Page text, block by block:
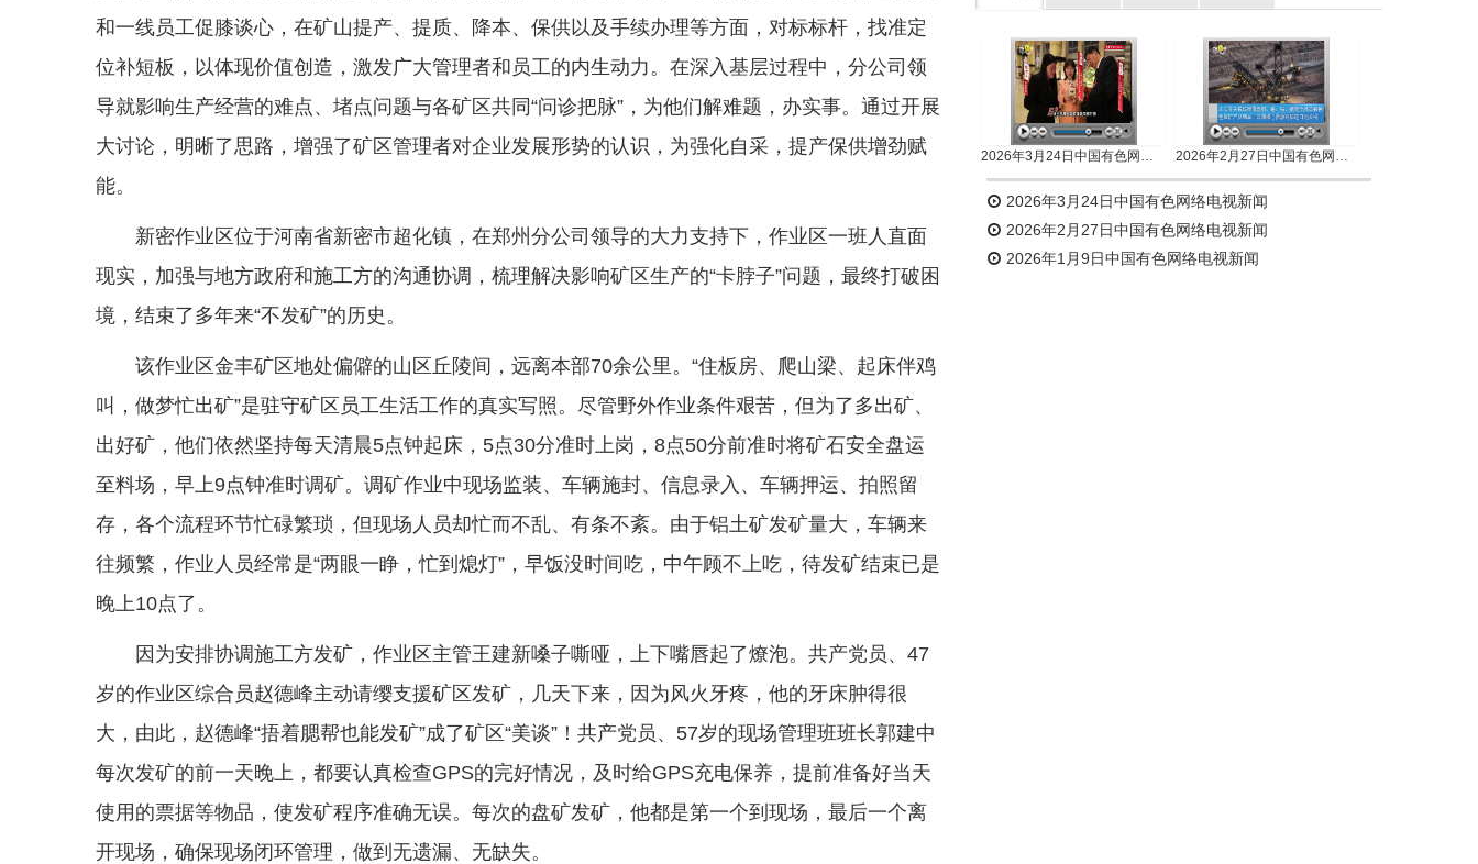
和一线员工促膝谈心，在矿山提产、提质、降本、保供以及手续办理等方面，对标标杆，找准定
位补短板，以体现价值创造，激发广大管理者和员工的内生动力。在深入基层过程中，分公司领
导就影响生产经营的难点、堵点问题与各矿区共同“问诊把脉”，为他们解难题，办实事。通过开展
大讨论，明晰了思路，增强了矿区管理者对企业发展形势的认识，为强化自采，提产保供增劲赋
能。
新密作业区位于河南省新密市超化镇，在郑州分公司领导的大力支持下，作业区一班人直面
现实，加强与地方政府和施工方的沟通协调，梳理解决影响矿区生产的“卡脖子”问题，最终打破困
境，结束了多年来“不发矿”的历史。
该作业区金丰矿区地处偏僻的山区丘陵间，远离本部70余公里。“住板房、爬山梁、起床伴鸡
叫，做梦忙出矿”是驻守矿区员工生活工作的真实写照。尽管野外作业条件艰苦，但为了多出矿、
出好矿，他们依然坚持每天清晨5点钟起床，5点30分准时上岗，8点50分前准时将矿石安全盘运
至料场，早上9点钟准时调矿。调矿作业中现场监装、车辆施封、信息录入、车辆押运、拍照留
存，各个流程环节忙碌繁琐，但现场人员却忙而不乱、有条不紊。由于铝土矿发矿量大，车辆来
往频繁，作业人员经常是“两眼一睁，忙到熄灯”，早饭没时间吃，中午顾不上吃，待发矿结束已是
晚上10点了。
因为安排协调施工方发矿，作业区主管王建新嗓子嘶哑，上下嘴唇起了燎泡。共产党员、47
岁的作业区综合员赵德峰主动请缨支援矿区发矿，几天下来，因为风火牙疼，他的牙床肿得很
大，由此，赵德峰“捂着腮帮也能发矿”成了矿区“美谈”！共产党员、57岁的现场管理班班长郭建中
每次发矿的前一天晚上，都要认真检查GPS的完好情况，及时给GPS充电保养，提前准备好当天
使用的票据等物品，使发矿程序准确无误。每次的盘矿发矿，他都是第一个到现场，最后一个离
开现场，确保现场闭环管理，做到无遗漏、无缺失。
2026年3月24日中国有色网络电视新闻 2026年2月27日中国有色网络电视新闻
2026年3月24日中国有色网络电视新闻
2026年2月27日中国有色网络电视新闻
2026年1月9日中国有色网络电视新闻